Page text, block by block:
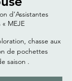
d’Assistantes
MEJE
chasse aux
de pochettes
saison .